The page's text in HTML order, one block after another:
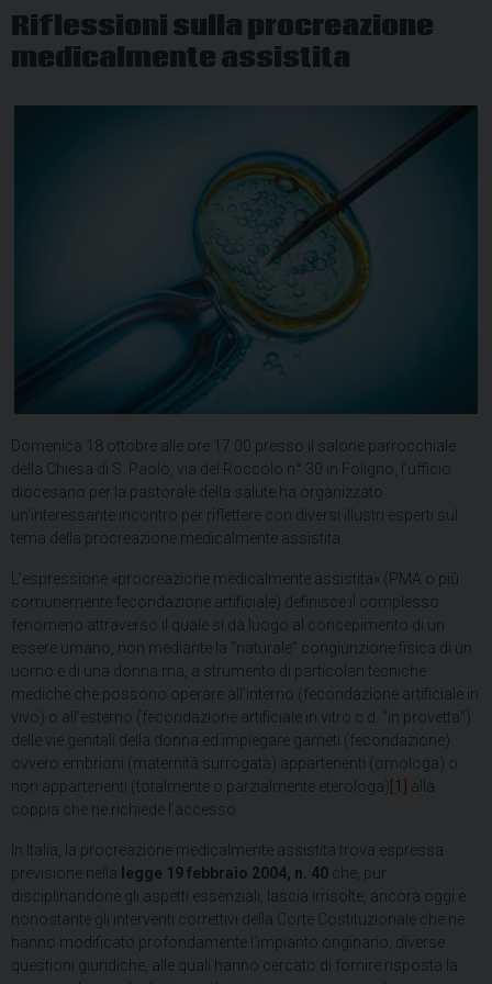
Riflessioni sulla procreazione
medicalmente assistita
Domenica 18 ottobre alle ore 17.00 presso il salone parrocchiale
della Chiesa di S. Paolo, via del Roccolo n° 30 in Foligno, l’ufficio
diocesano per la pastorale della salute ha organizzato
un’interessante incontro per riflettere con diversi illustri esperti sul
tema della procreazione medicalmente assistita.
L’espressione «procreazione medicalmente assistita» (PMA o più
comunemente fecondazione artificiale) definisce il complesso
fenomeno attraverso il quale si dà luogo al concepimento di un
essere umano, non mediante la “naturale” congiunzione fisica di un
uomo e di una donna ma, a strumento di particolari tecniche
mediche che possono operare all’interno (fecondazione artificiale in
vivo) o all’esterno (fecondazione artificiale in vitro c.d. “in provetta”)
delle vie genitali della donna ed impiegare gameti (fecondazione)
ovvero embrioni (maternità surrogata) appartenenti (omologa) o
non appartenenti (totalmente o parzialmente eterologa) [1]
alla
coppia che ne richiede l’accesso.
In Italia, la procreazione medicalmente assistita trova espressa
previsione nella legge 19 febbraio 2004, n. 40 che, pur
disciplinandone gli aspetti essenziali, lascia irrisolte, ancora oggi e
nonostante gli interventi correttivi della Corte Costituzionale che ne
hanno modificato profondamente l’impianto originario, diverse
questioni giuridiche, alle quali hanno cercato di fornire risposta la